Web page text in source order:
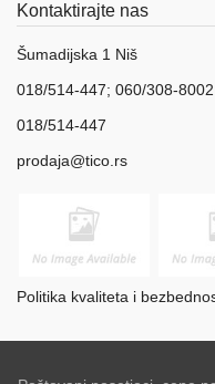
Kontaktirajte nas
Šumadijska 1 Niš
018/514-447; 060/308-8002
018/514-447
prodaja@tico.rs
Politika kvaliteta i